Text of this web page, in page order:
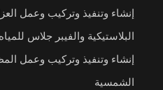
إنشاء وتنفيذ وتركيب وعمل
البلاستيكية والفيبر جلاس للمياه
إنشاء وتنفيذ وتركيب وعمل
الشمسية